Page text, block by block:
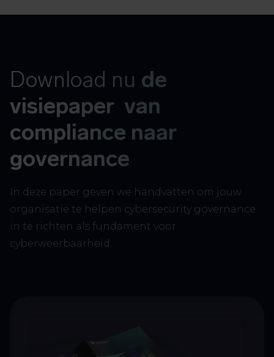
Download nu de
visiepaper van
compliance naar
governance
In deze paper geven we handvatten om jouw
organisatie te helpen cybersecurity governance
in te richten als fundament voor
cyberweerbaarheid.